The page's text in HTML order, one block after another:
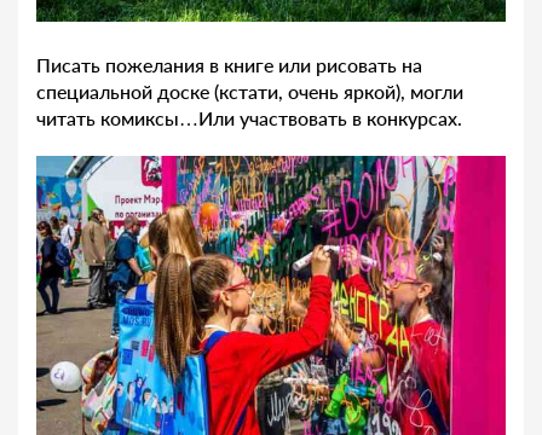
Писать пожелания в книге или рисовать на
специальной доске (кстати, очень яркой), могли
читать комиксы…Или участвовать в конкурсах.